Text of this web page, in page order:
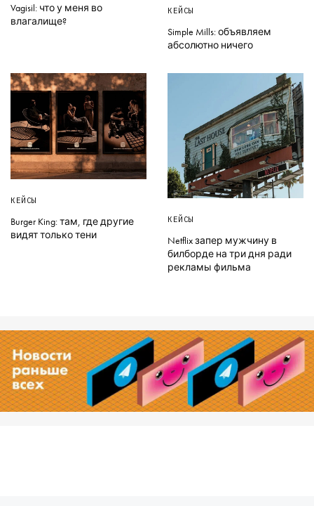
Vagisil: что у меня во
влагалище?
КЕЙСЫ
Simple Mills: объявляем
абсолютно ничего
КЕЙСЫ
Burger King: там, где другие
видят только тени
КЕЙСЫ
Netflix запер мужчину в
билборде на три дня ради
рекламы фильма